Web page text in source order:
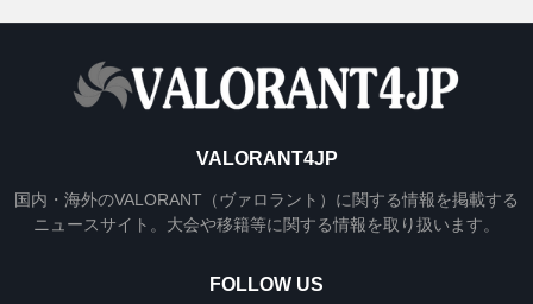
VALORANT4JP
国内・海外のVALORANT（ヴァロラント）に関する情報を掲載する
ニュースサイト。大会や移籍等に関する情報を取り扱います。
FOLLOW US